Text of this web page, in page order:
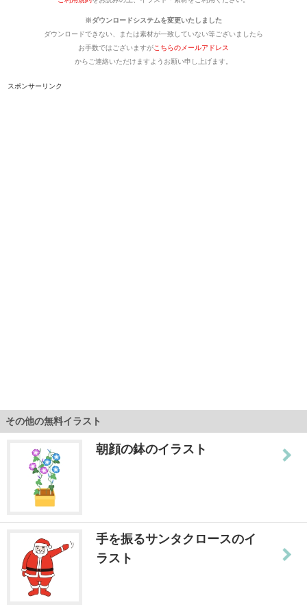
※ダウンロードシステムを変更いたしました
ダウンロードできない、または素材が一致していない等ございましたら
お手数ではございますがこちらのメールアドレス
からご連絡いただけますようお願い申し上げます。
スポンサーリンク
その他の無料イラスト
朝顔の鉢のイラスト
手を振るサンタクロースのイ
ラスト